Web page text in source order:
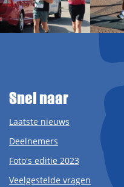
Snel naar
Laatste nieuws
Deelnemers
Foto's editie 2023
Veelgestelde vragen